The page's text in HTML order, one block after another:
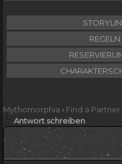
REGELN
Mythomorphia › Find a Partner
Antwort schreiben